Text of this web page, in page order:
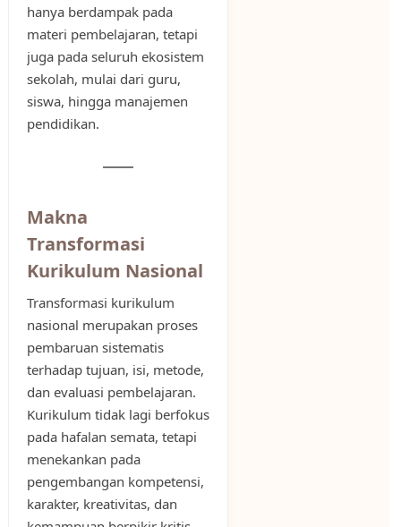
hanya berdampak pada
materi pembelajaran, tetapi
juga pada seluruh ekosistem
sekolah, mulai dari guru,
siswa, hingga manajemen
pendidikan.
Makna
Transformasi
Kurikulum Nasional
Transformasi kurikulum
nasional merupakan proses
pembaruan sistematis
terhadap tujuan, isi, metode,
dan evaluasi pembelajaran.
Kurikulum tidak lagi berfokus
pada hafalan semata, tetapi
menekankan pada
pengembangan kompetensi,
karakter, kreativitas, dan